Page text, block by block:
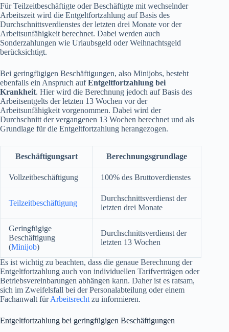
Für Teilzeitbeschäftigte oder Beschäftigte mit wechselnder
Arbeitszeit wird die Entgeltfortzahlung auf Basis des
Durchschnittsverdienstes der letzten drei Monate vor der
Arbeitsunfähigkeit berechnet. Dabei werden auch
Sonderzahlungen wie Urlaubsgeld oder Weihnachtsgeld
berücksichtigt.
Bei geringfügigen Beschäftigungen, also Minijobs, besteht
ebenfalls ein Anspruch aufEntgeltfortzahlung bei
Krankheit. Hier wird die Berechnung jedoch auf Basis des
Arbeitsentgelts der letzten 13 Wochen vor der
Arbeitsunfähigkeit vorgenommen. Dabei wird der
Durchschnitt der vergangenen 13 Wochen berechnet und als
Grundlage für die Entgeltfortzahlung herangezogen.
Beschäftigungsart Berechnungsgrundlage
Vollzeitbeschäftigung 100% des Bruttoverdienstes
Teilzeitbeschäftigung
Durchschnittsverdienst der
letzten drei Monate
Geringfügige
Beschäftigung
(Minijob)
Durchschnittsverdienst der
letzten 13 Wochen
Es ist wichtig zu beachten, dass die genaue Berechnung der
Entgeltfortzahlung auch von individuellen Tarifverträgen oder
Betriebsvereinbarungen abhängen kann. Daher ist es ratsam,
sich im Zweifelsfall bei der Personalabteilung oder einem
Fachanwalt fürArbeitsrecht zu informieren.
Entgeltfortzahlung bei geringfügigen Beschäftigungen